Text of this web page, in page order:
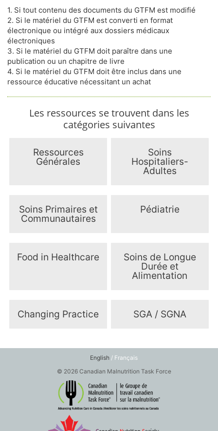
1. Si tout contenu des documents du GTFM est modifié
2. Si le matériel du GTFM est converti en format
électronique ou intégré aux dossiers médicaux
électroniques
3. Si le matériel du GTFM doit paraître dans une
publication ou un chapitre de livre
4. Si le matériel du GTFM doit être inclus dans une
ressource éducative nécessitant un achat
Les ressources se trouvent dans les
catégories suivantes
Ressources
Générales
Soins
Hospitaliers-
Adultes
Soins Primaires et
Communautaires
Pédiatrie
Food in Healthcare Soins de Longue
Durée et
Alimentation
Changing Practice SGA / SGNA
English / Français
© 2026 Canadian Malnutrition Task Force